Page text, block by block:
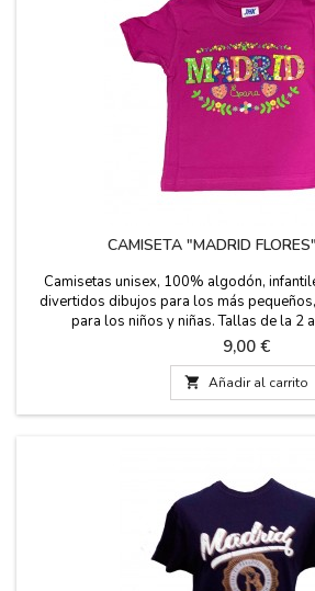
CAMISETA "MADRID
Camisetas unisex, 100% algodón,
divertidos dibujos para los más
para los niños y niñas. Tallas de la 2
Precio
9,00 €
 Añadir al carrito